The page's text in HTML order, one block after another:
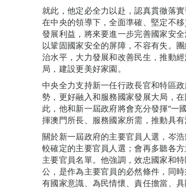
就此，他定必全力以赴，認真貫徹落
在中央的領導下，全面準確、堅定不
發展利益，將來要進一步完善國家安
以鞏固國家安全的屏障，不容有失。
治水平，大力發展和改善民生，推動
局，建設更美好家園。
中央全力支持新一任行政長官和特區
勢，更好融入和服務國家發展大局，
此，他和新一屆政府將會充分發揮“一
揮澳門所長、服務國家所需，推動具有
關於新一屆政府的主要官員人選，岑
較確定的主要官員人選；會再多聽各
主要官員名單。他強調，效忠國家和
公，是作為主要官員的必然條件，同
有國家意識、為民情懷、責任擔當、